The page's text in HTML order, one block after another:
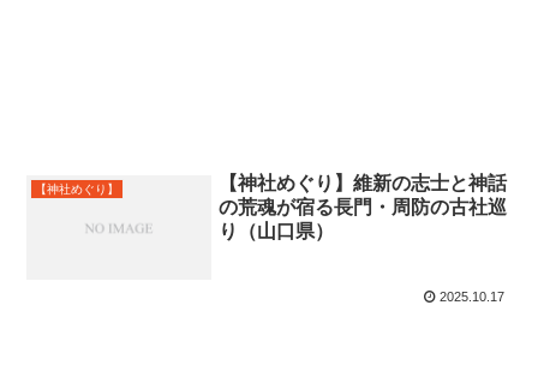
【神社めぐり】
【神社めぐり】維新の志士と神話
の荒魂が宿る長門・周防の古社巡
り（山口県）
2025.10.17